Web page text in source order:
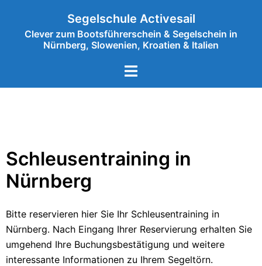
Segelschule Activesail
Clever zum Bootsführerschein & Segelschein in
Nürnberg, Slowenien, Kroatien & Italien
Schleusentraining in
Nürnberg
Bitte reservieren hier Sie Ihr Schleusentraining in
Nürnberg. Nach Eingang Ihrer Reservierung erhalten Sie
umgehend Ihre Buchungsbestätigung und weitere
interessante Informationen zu Ihrem Segeltörn.